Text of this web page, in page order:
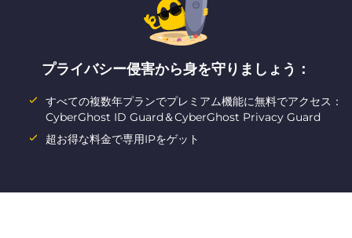
プライバシー侵害から身を守りましょう：
すべての複数年プランでプレミアム機能に無料でアクセス：
CyberGhost ID Guard＆CyberGhost Privacy Guard
超お得な料金で専用IPをゲット